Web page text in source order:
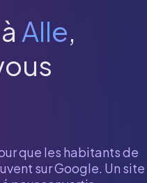
Alle,
que les habitants de
sur Google. Un site